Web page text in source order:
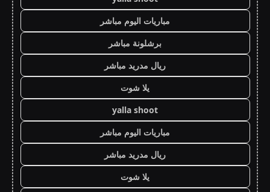
مباريات اليوم مباشر
برشلونة مباشر
ريال مدريد مباشر
يلا شوت
yalla shoot
مباريات اليوم مباشر
ريال مدريد مباشر
يلا شوت